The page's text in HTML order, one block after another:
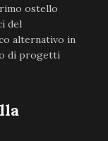
ostello
del
alternativo in
di progetti